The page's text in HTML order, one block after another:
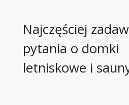
Najczęściej
pytania o domki
letniskowe i